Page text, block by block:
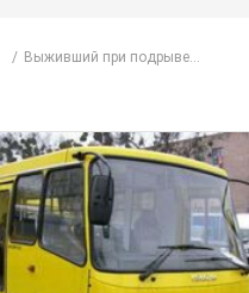
Выживший при подрыве...